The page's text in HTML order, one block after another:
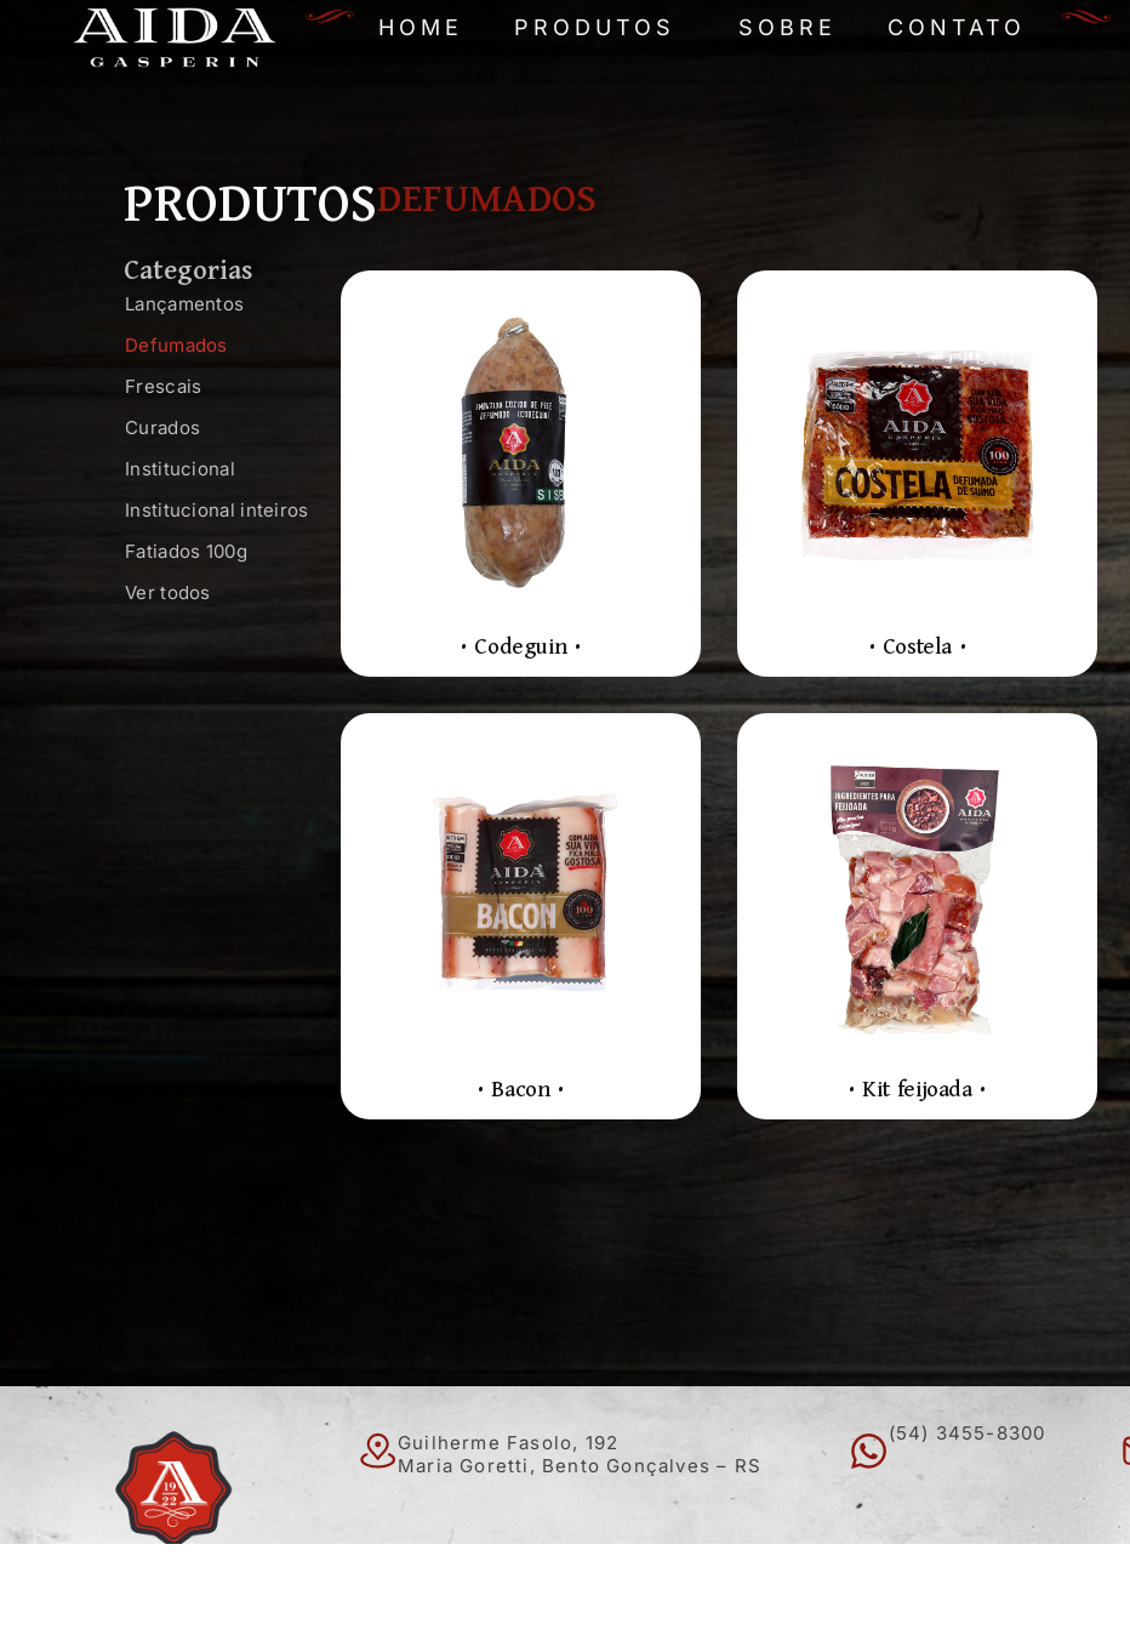
HOME PRODUTOS SOBRE CONTATO
PRODUTOSDEFUMADOS
Categorias
Lançamentos
Defumados
Frescais
Curados
Institucional
Institucional inteiros
Fatiados 100g
Ver todos
• Codeguin • • Costela •
• Bacon • • Kit feijoada •
Guilherme Fasolo, 192
Maria Goretti, Bento Gonçalves – RS
(54) 3455-8300